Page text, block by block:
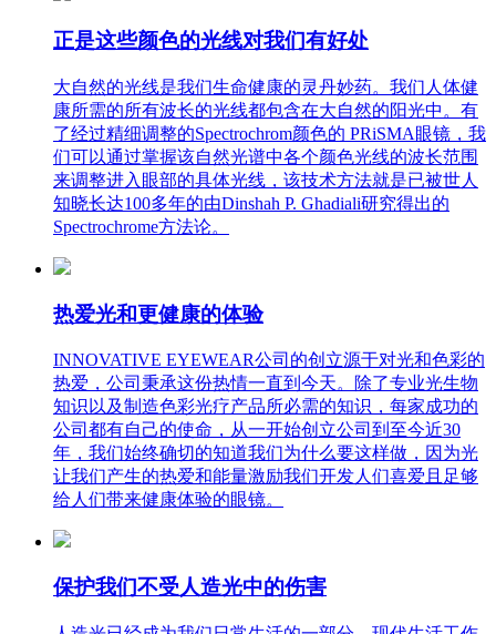
正是这些颜色的光线对我们有好处
大自然的光线是我们生命健康的灵丹妙药。我们人体健
康所需的所有波长的光线都包含在大自然的阳光中。有
了经过精细调整的Spectrochrom颜色的 PRiSMA眼镜，我
们可以通过掌握该自然光谱中各个颜色光线的波长范围
来调整进入眼部的具体光线，该技术方法就是已被世人
知晓长达100多年的由Dinshah P. Ghadiali研究得出的
Spectrochrome方法论。
热爱光和更健康的体验
INNOVATIVE EYEWEAR公司的创立源于对光和色彩的
热爱，公司秉承这份热情一直到今天。除了专业光生物
知识以及制造色彩光疗产品所必需的知识，每家成功的
公司都有自己的使命，从一开始创立公司到至今近30
年，我们始终确切的知道我们为什么要这样做，因为光
让我们产生的热爱和能量激励我们开发人们喜爱且足够
给人们带来健康体验的眼镜。
保护我们不受人造光中的伤害